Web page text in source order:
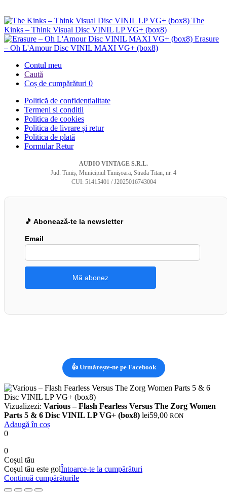
The
Kinks – Think Visual Disc VINIL LP VG+ (box8)
Erasure
– Oh L'Amour Disc VINIL MAXI VG+ (box8)
Contul meu
Caută
Coș de cumpărături 0
Politică de confidențialitate
Termeni si conditii
Politica de cookies
Politica de livrare și retur
Politica de plată
Formular Retur
AUDIO VINTAGE S.R.L.
Jud. Timiș, Municipiul Timișoara, Strada Titan, nr. 4
CUI: 51415401 / J2025016743004
🎵 Abonează-te la newsletter
Email
👍 Urmărește-ne pe Facebook
Vizualizezi: Various – Flash Fearless Versus The Zorg Women
Parts 5 & 6 Disc VINIL LP VG+ (box8) lei59,00 RON
Adaugă în coș
0
0
Coșul tău
Coșul tău este golÎntoarce-te la cumpărături
Continuă cumpărăturile